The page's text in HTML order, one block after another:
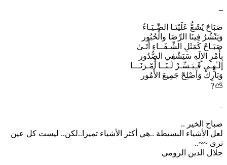
–
صَبَاحٌ يُشَعُّ عَلَيْنَـا الضِّـيَـاءُ‎
وَيَنْشُرُ فِينَا الرِّضَا والْحُبُور
صَبَـاحٌ كَمَثَلِ الشِّـفَــاءِ أَتَـىٰ‎
بِأَمْرِ الإِلَهِ سَيَشْفِي الصُّدُور
إلَـٰهِـي فَـيَـسِّـرْ لَـنَــا أَمْـرَنَـــا‎
وَبَارِكْ وَأَصْلِحْ جَمِيعَ الأُمُور
⛅️?
–
صباح الخير ..
لعل الأشياء البسيطة ..هي أكثر الأشياء تميزا..لكن.. ليست كل عين
ترى ~~..
جلال الدين الرومي